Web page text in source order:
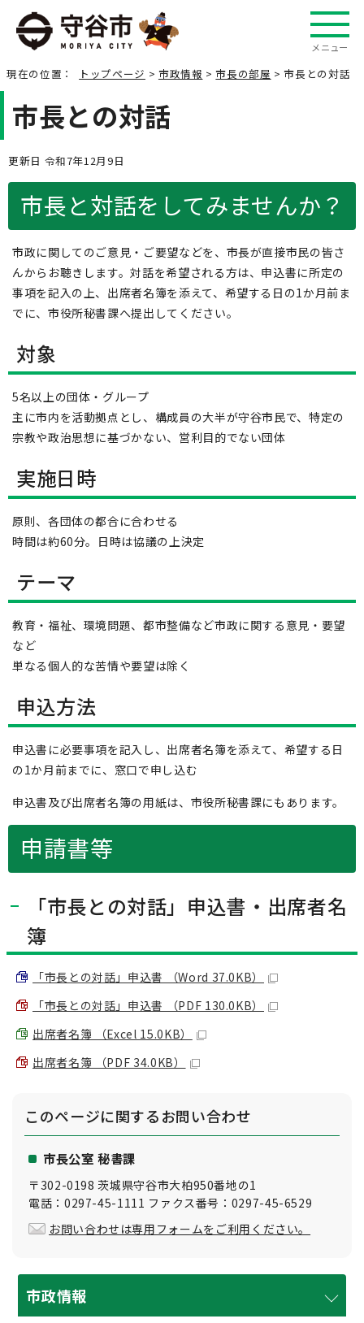
メニュー
現在の位置： トップページ > 市政情報 >市長の部屋 > 市長との対話
市長との対話
更新日 令和7年12月9日
市長と対話をしてみませんか？
市政に関してのご意見・ご要望などを、市長が直接市民の皆さ
んからお聴きします。対話を希望される方は、申込書に所定の
事項を記入の上、出席者名簿を添えて、希望する日の1か月前ま
でに、市役所秘書課へ提出してください。
対象
5名以上の団体・グループ
主に市内を活動拠点とし、構成員の大半が守谷市民で、特定の
宗教や政治思想に基づかない、営利目的でない団体
実施日時
原則、各団体の都合に合わせる
時間は約60分。日時は協議の上決定
テーマ
教育・福祉、環境問題、都市整備など市政に関する意見・要望
など
単なる個人的な苦情や要望は除く
申込方法
申込書に必要事項を記入し、出席者名簿を添えて、希望する日
の1か月前までに、窓口で申し込む
申込書及び出席者名簿の用紙は、市役所秘書課にもあります。
申請書等
「市長との対話」申込書・出席者名
簿
「市長との対話」申込書 （Word 37.0KB）
「市長との対話」申込書 （PDF 130.0KB）
出席者名簿 （Excel 15.0KB）
出席者名簿 （PDF 34.0KB）
このページに関するお問い合わせ
市長公室 秘書課
〒302-0198 茨城県守谷市大柏950番地の1
電話：0297-45-1111 ファクス番号：0297-45-6529
お問い合わせは専用フォームをご利用ください。
市政情報